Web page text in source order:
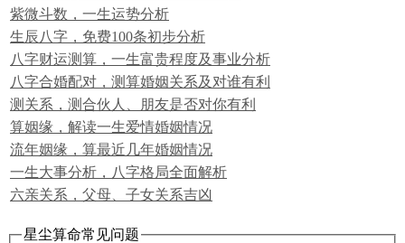
紫微斗数，一生运势分析
生辰八字，免费100条初步分析
八字财运测算，一生富贵程度及事业分析
八字合婚配对，测算婚姻关系及对谁有利
测关系，测合伙人、朋友是否对你有利
算姻缘，解读一生爱情婚姻情况
流年姻缘，算最近几年婚姻情况
一生大事分析，八字格局全面解析
六亲关系，父母、子女关系吉凶
星尘算命常见问题